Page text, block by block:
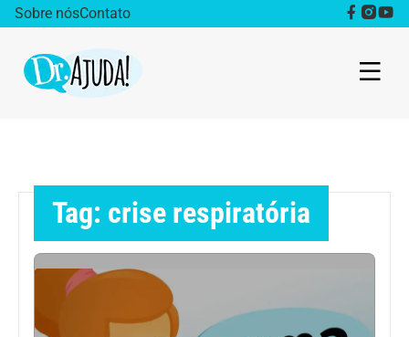
Sobre nósContato
Obesidade
Destaque
Bem estar
Vida Saudável
Tag: crise respiratória